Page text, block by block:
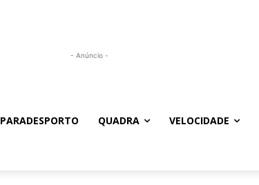
- Anúncio -
PARADESPORTO QUADRA VELOCIDADE